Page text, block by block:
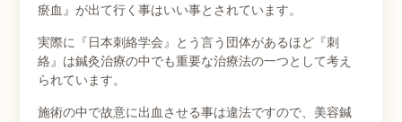
瘀血』が出て行く事はいい事とされています。
実際に『日本刺絡学会』とう言う団体があるほど『刺
絡』は鍼灸治療の中でも重要な治療法の一つとして考え
られています。
施術の中で故意に出血させる事は違法ですので、美容鍼